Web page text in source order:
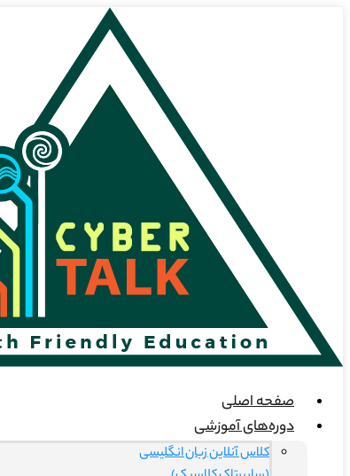
صفحه اصلی
دوره‌های آموزشی
کلاس آنلاین زبان انگلیسی